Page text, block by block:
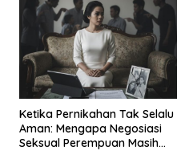
Ketika Pernikahan Tak Selalu
Aman: Mengapa Negosiasi
Seksual Perempuan Masih